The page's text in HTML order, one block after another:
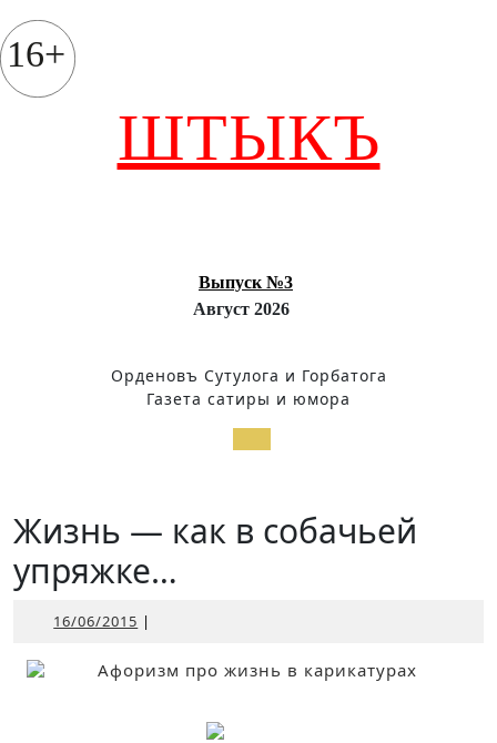
к
содержимому
16+
ШТЫКЪ
Выпуск №3
Август 2026
Орденовъ Сутулога и Горбатога
Газета сатиры и юмора
Открыть
Жизнь — как в собачьей
упряжке…
16/06/2015 16/06/2015
|